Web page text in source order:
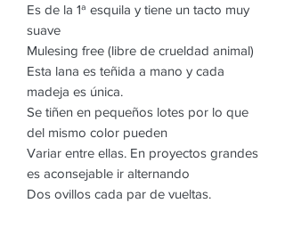
Es de la 1ª esquila y tiene un tacto muy
suave
Mulesing free (libre de crueldad animal)
Esta lana es teñida a mano y cada
madeja es única.
Se tiñen en pequeños lotes por lo que
del mismo color pueden
Variar entre ellas. En proyectos grandes
es aconsejable ir alternando
Dos ovillos cada par de vueltas.